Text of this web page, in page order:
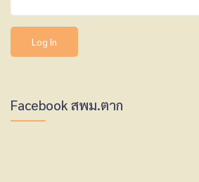
Facebook สพม.ตาก